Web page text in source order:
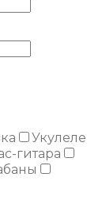
Укулеле
гитара